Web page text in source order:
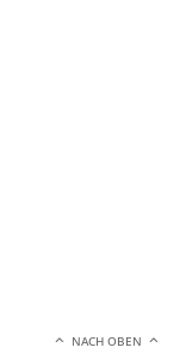
NACH OBEN